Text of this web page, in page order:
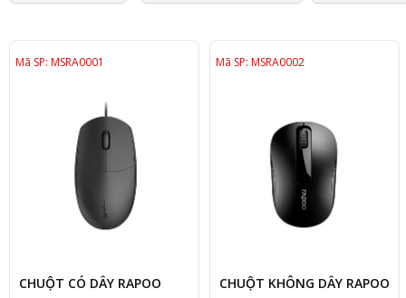
Mã SP: MSRA0001
CHUỘT CÓ DÂY RAPOO
Mã SP: MSRA0002
CHUỘT KHÔNG DÂY RAPOO